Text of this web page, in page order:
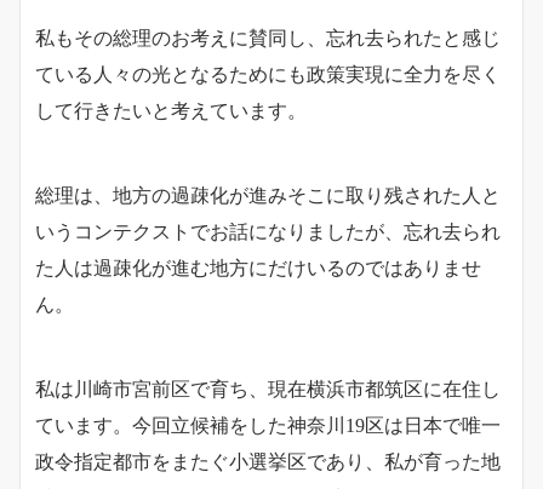
私もその総理のお考えに賛同し、忘れ去られたと感じ
ている人々の光となるためにも政策実現に全力を尽く
して行きたいと考えています。
総理は、地方の過疎化が進みそこに取り残された人と
いうコンテクストでお話になりましたが、忘れ去られ
た人は過疎化が進む地方にだけいるのではありませ
ん。
私は川崎市宮前区で育ち、現在横浜市都筑区に在住し
ています。今回立候補をした神奈川19区は日本で唯一
政令指定都市をまたぐ小選挙区であり、私が育った地